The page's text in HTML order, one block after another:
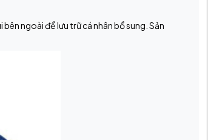
ngoài để lưu trữ cá nhân bổ sung. Sản